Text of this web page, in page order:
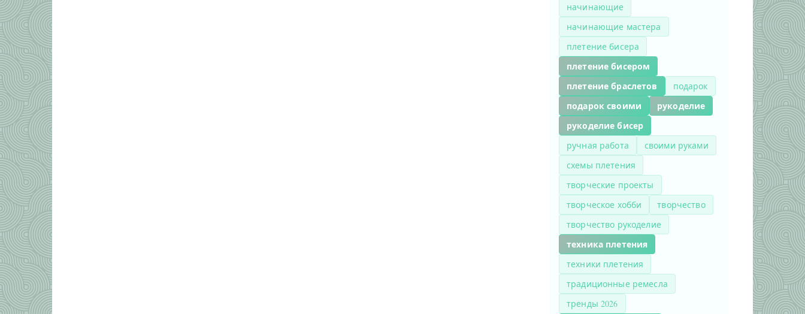
начинающие
начинающие мастера
плетение бисера
плетение бисером
плетение браслетов
подарок
подарок своими
рукоделие
рукоделие бисер
ручная работа
своими руками
схемы плетения
творческие проекты
творческое хобби
творчество
творчество рукоделие
техника плетения
техники плетения
традиционные ремесла
тренды 2026